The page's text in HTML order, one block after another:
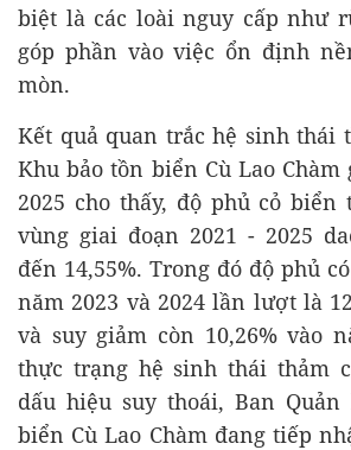
biệt là các loài nguy cấp như
góp phần vào việc ổn định
mòn.
Kết quả quan trắc hệ sinh thái
Khu bảo tồn biển Cù Lao Chàm
2025 cho thấy, độ phủ cỏ
vùng giai đoạn 2021 - 2025
đến 14,55%. Trong đó độ phủ
năm 2023 và 2024 lần lượt là
và suy giảm còn 10,26% vào
thực trạng hệ sinh thái thảm
dấu hiệu suy thoái, Ban
biển Cù Lao Chàm đang tiếp